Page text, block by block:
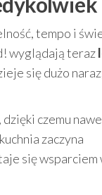
tempo i
wyglądają teraz
się dużo
czemu
zaczyna
się wsparciem